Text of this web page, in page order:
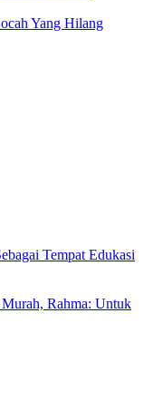
Yang Hilang
Tempat Edukasi
Rahma: Untuk